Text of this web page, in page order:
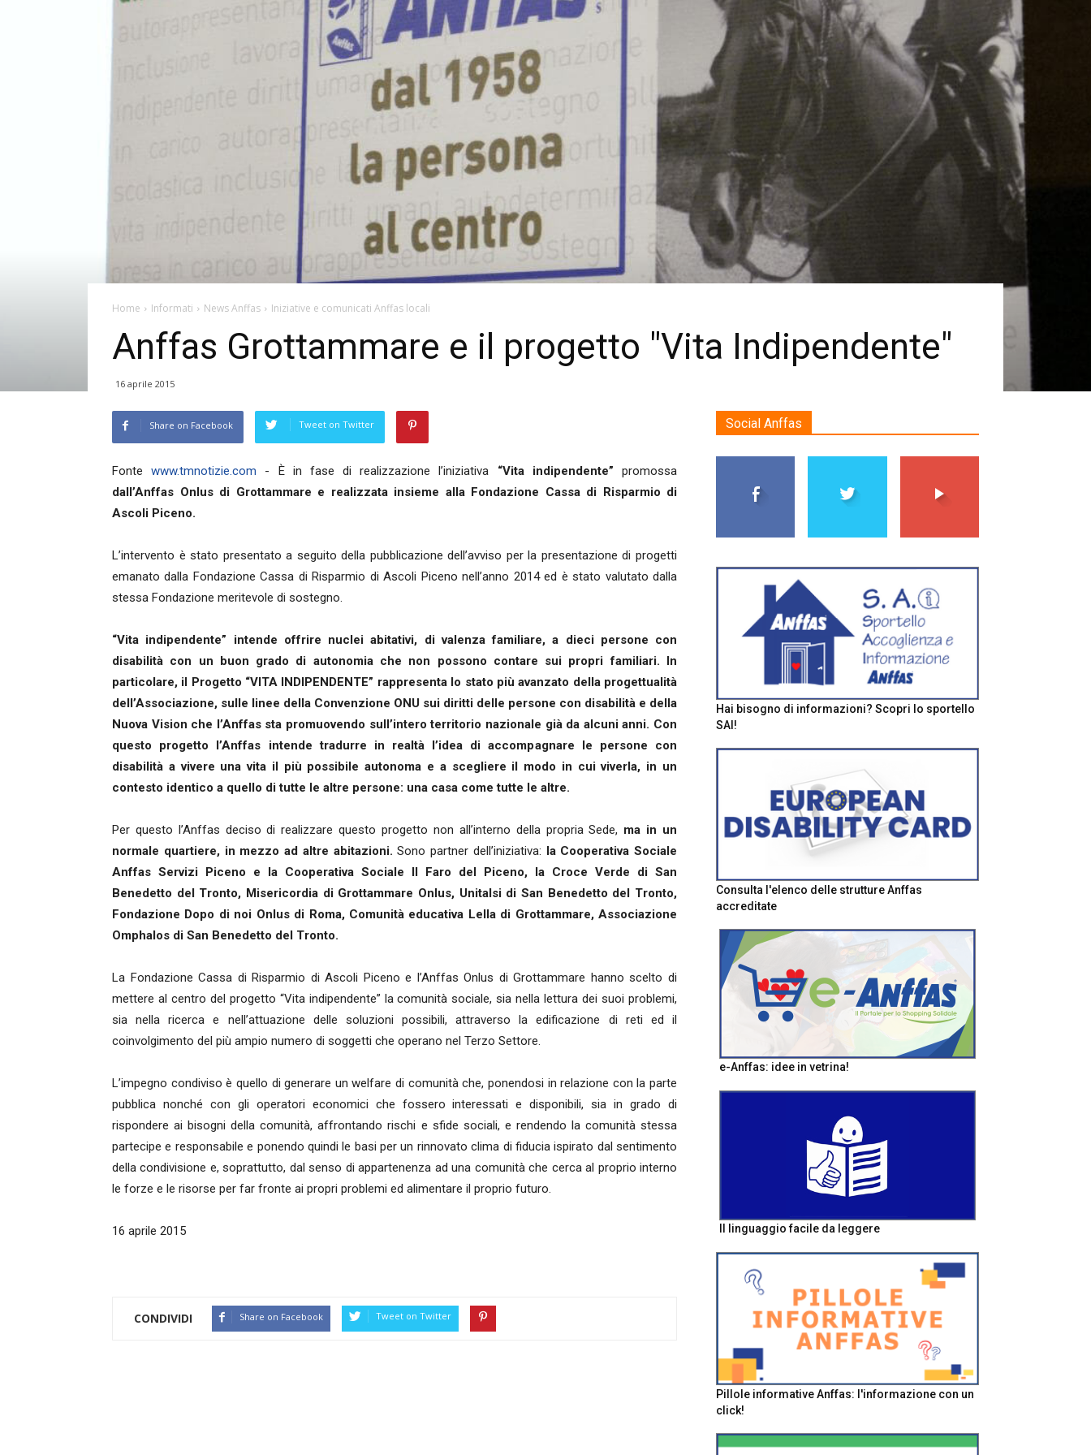
Home Informati News Anffas Iniziative e comunicati Anffas locali
Anffas Grottammare e il progetto "Vita Indipendente"
16 aprile 2015
Share on Facebook Tweet on Twitter
Fontewww.tmnotizie.com - È in fase di realizzazione l’iniziativa “Vita indipendente”promossa
dall’Anffas Onlus di Grottammare e realizzata insieme alla Fondazione Cassa di Risparmio di
Ascoli Piceno.
L’intervento è stato presentato a seguito della pubblicazione dell’avviso per la presentazione di progetti
emanato dalla Fondazione Cassa di Risparmio di Ascoli Piceno nell’anno 2014 ed è stato valutato dalla
stessa Fondazione meritevole di sostegno.
“Vita indipendente” intende offrire nuclei abitativi, di valenza familiare, a dieci persone con
disabilità con un buon grado di autonomia che non possono contare sui propri familiari. In
particolare, il Progetto “VITA INDIPENDENTE” rappresenta lo stato più avanzato della progettualità
dell’Associazione, sulle linee della Convenzione ONU sui diritti delle persone con disabilità e della
Nuova Vision che l’Anffas sta promuovendo sull’intero territorio nazionale già da alcuni anni. Con
questo progetto l’Anffas intende tradurre in realtà l’idea di accompagnare le persone con
disabilità a vivere una vita il più possibile autonoma e a scegliere il modo in cui viverla, in un
contesto identico a quello di tutte le altre persone: una casa come tutte le altre.
Per questo l’Anffas deciso di realizzare questo progetto non all’interno della propria Sede, ma in un
normale quartiere, in mezzo ad altre abitazioni. Sono partner dell’iniziativa:
la Cooperativa Sociale
Anffas Servizi Piceno e la Cooperativa Sociale Il Faro del Piceno, la Croce Verde di San
Benedetto del Tronto, Misericordia di Grottammare Onlus, Unitalsi di San Benedetto del Tronto,
Fondazione Dopo di noi Onlus di Roma, Comunità educativa Lella di Grottammare, Associazione
Omphalos di San Benedetto del Tronto.
La Fondazione Cassa di Risparmio di Ascoli Piceno e l’Anffas Onlus di Grottammare hanno scelto di
mettere al centro del progetto “Vita indipendente” la comunità sociale, sia nella lettura dei suoi problemi,
sia nella ricerca e nell’attuazione delle soluzioni possibili, attraverso la edificazione di reti ed il
coinvolgimento del più ampio numero di soggetti che operano nel Terzo Settore.
L’impegno condiviso è quello di generare un welfare di comunità che, ponendosi in relazione con la parte
pubblica nonché con gli operatori economici che fossero interessati e disponibili, sia in grado di
rispondere ai bisogni della comunità, affrontando rischi e sfide sociali, e rendendo la comunità stessa
partecipe e responsabile e ponendo quindi le basi per un rinnovato clima di fiducia ispirato dal sentimento
della condivisione e, soprattutto, dal senso di appartenenza ad una comunità che cerca al proprio interno
le forze e le risorse per far fronte ai propri problemi ed alimentare il proprio futuro.
16 aprile 2015
CONDIVIDI Share on Facebook Tweet on Twitter
Social Anffas
Hai bisogno di informazioni? Scopri lo sportello
SAI!
Consulta l'elenco delle strutture Anffas
accreditate
e-Anffas: idee in vetrina!
Il linguaggio facile da leggere
Pillole informative Anffas: l'informazione con un
click!